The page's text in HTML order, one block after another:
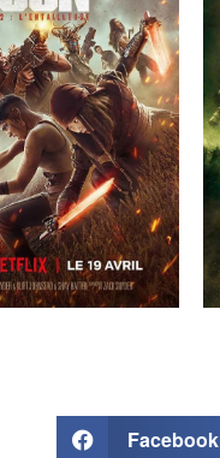
Facebook